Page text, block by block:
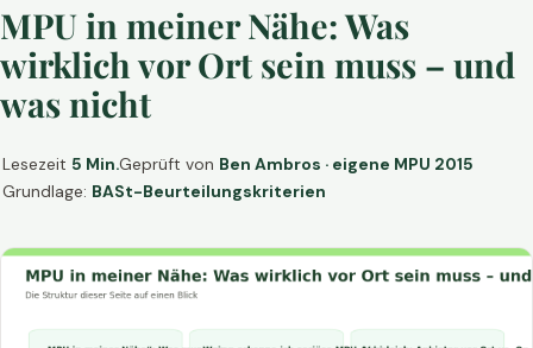
MPU in meiner Nähe: Was
wirklich vor Ort sein muss – und
was nicht
Lesezeit 5 Min.Geprüft von Ben Ambros · eigene MPU 2015
Grundlage: BASt-Beurteilungskriterien